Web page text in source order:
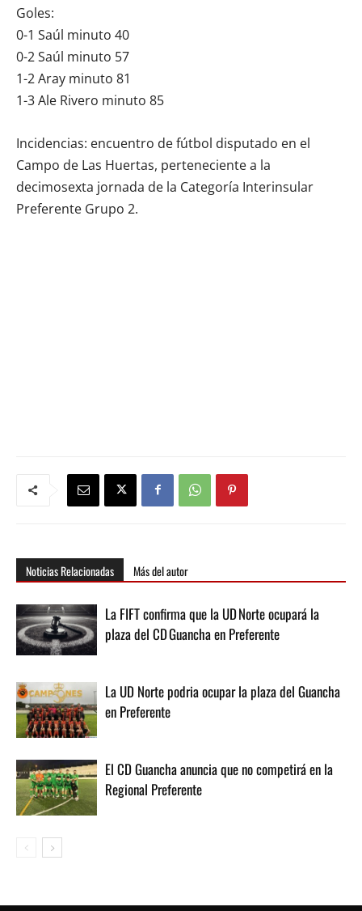
Goles:
0-1 Saúl minuto 40
0-2 Saúl minuto 57
1-2 Aray minuto 81
1-3 Ale Rivero minuto 85
Incidencias: encuentro de fútbol disputado en el
Campo de Las Huertas, perteneciente a la
decimosexta jornada de la Categoría Interinsular
Preferente Grupo 2.
Noticias Relacionadas Más del autor
La FIFT confirma que la UD Norte ocupará la
plaza del CD Guancha en Preferente
La UD Norte podria ocupar la plaza del Guancha
en Preferente
El CD Guancha anuncia que no competirá en la
Regional Preferente